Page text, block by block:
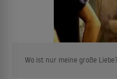
Wo ist nur meine große